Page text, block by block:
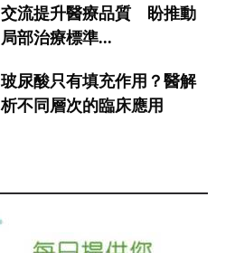
交流提升醫療品質 盼推動
局部治療標準...
玻尿酸只有填充作用？醫解
析不同層次的臨床應用